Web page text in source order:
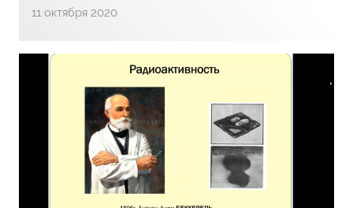
11 октября 2020